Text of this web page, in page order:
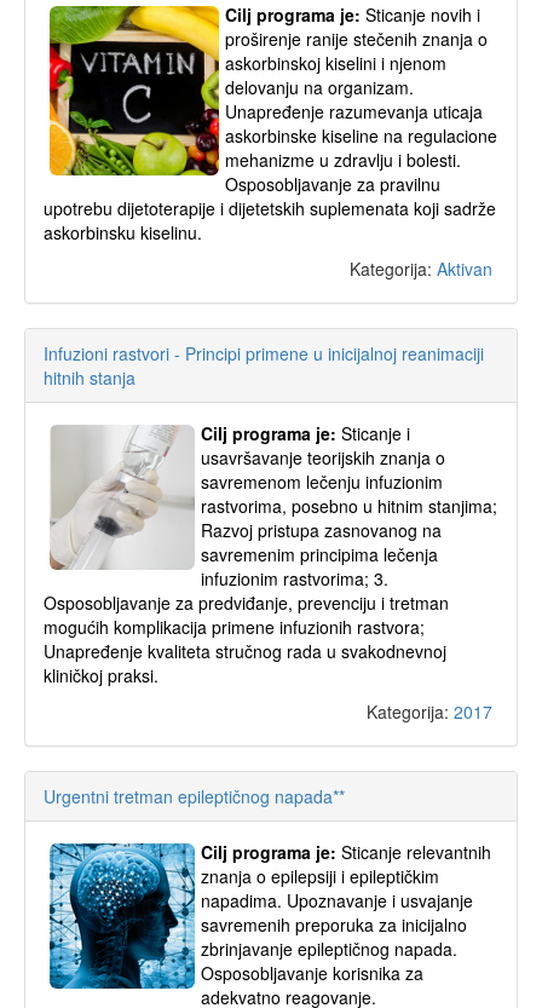
Cilj programa je: Sticanje novih i
proširenje ranije stečenih znanja o
askorbinskoj kiselini i njenom
delovanju na organizam.
Unapređenje razumevanja uticaja
askorbinske kiseline na regulacione
mehanizme u zdravlju i bolesti.
Osposobljavanje za pravilnu
upotrebu dijetoterapije i dijetetskih suplemenata koji sadrže
askorbinsku kiselinu.
Kategorija: Aktivan
Infuzioni rastvori - Principi primene u inicijalnoj reanimaciji
hitnih stanja
Cilj programa je: Sticanje i
usavršavanje teorijskih znanja o
savremenom lečenju infuzionim
rastvorima, posebno u hitnim stanjima;
Razvoj pristupa zasnovanog na
savremenim principima lečenja
infuzionim rastvorima; 3.
Osposobljavanje za predviđanje, prevenciju i tretman
mogućih komplikacija primene infuzionih rastvora;
Unapređenje kvaliteta stručnog rada u svakodnevnoj
kliničkoj praksi.
Kategorija: 2017
Urgentni tretman epileptičnog napada**
Cilj programa je: Sticanje relevantnih
znanja o epilepsiji i epileptičkim
napadima. Upoznavanje i usvajanje
savremenih preporuka za inicijalno
zbrinjavanje epileptičnog napada.
Osposobljavanje korisnika za
adekvatno reagovanje.